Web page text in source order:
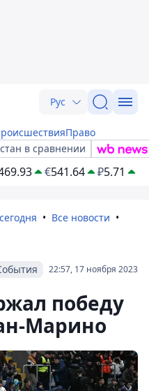
Рус
Право
в сравнении
€541.64 ₽5.71
Все новости
22:57, 17 ноября 2023
победу
Марино